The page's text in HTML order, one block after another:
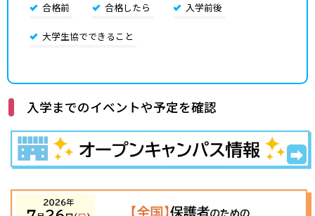
合格前 合格したら 入学前後
大学生協でできること
入学までのイベントや予定を確認